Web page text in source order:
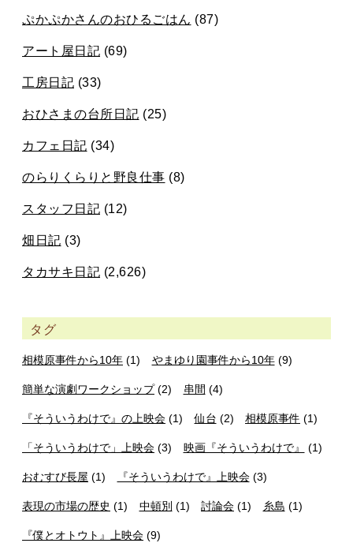
ぷかぷかさんのおひるごはん (87)
アート屋日記 (69)
工房日記 (33)
おひさまの台所日記 (25)
カフェ日記 (34)
のらりくらりと野良仕事 (8)
スタッフ日記 (12)
畑日記 (3)
タカサキ日記 (2,626)
タグ
相模原事件から10年 (1) やまゆり園事件から10年(9)
簡単な演劇ワークショップ(2) 串間 (4)
『そういうわけで』の上映会 (1) 仙台 (2) 相模原事件 (1)
「そういうわけで」上映会 (3) 映画『そういうわけで』 (1)
おむすび長屋 (1) 『そういうわけで』上映会(3)
表現の市場の歴史 (1) 中頓別 (1) 討論会 (1) 糸島 (1)
『僕とオトウト』上映会 (9)